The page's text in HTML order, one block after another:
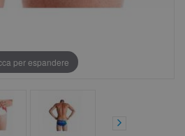
per espandere